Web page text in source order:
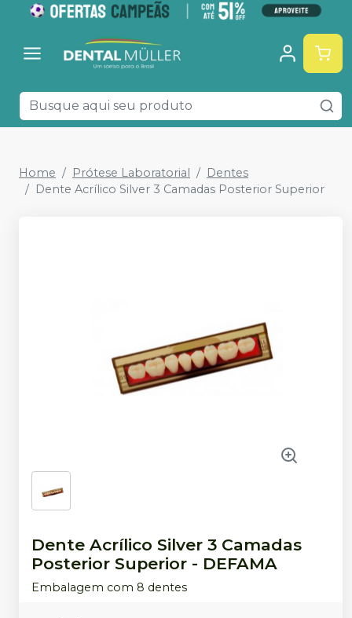
Home Prótese Laboratorial
Dentes
Dente Acrílico Silver 3 Camadas Posterior Superior
Dente Acrílico Silver 3 Camadas
Posterior Superior - DEFAMA
Embalagem com 8 dentes